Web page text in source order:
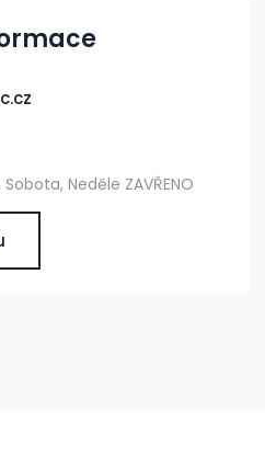
Neděle ZAVŘENO